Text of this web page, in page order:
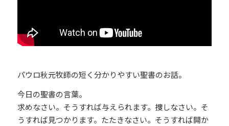
パウロ秋元牧師の短く分かりやすい聖書のお話。
今日の聖書の言葉。
求めなさい。そうすれば与えられます。捜しなさい。そ
うすれば見つかります。たたきなさい。そうすれば開か